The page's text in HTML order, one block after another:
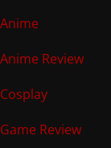
Anime
Anime Review
Cosplay
Game Review